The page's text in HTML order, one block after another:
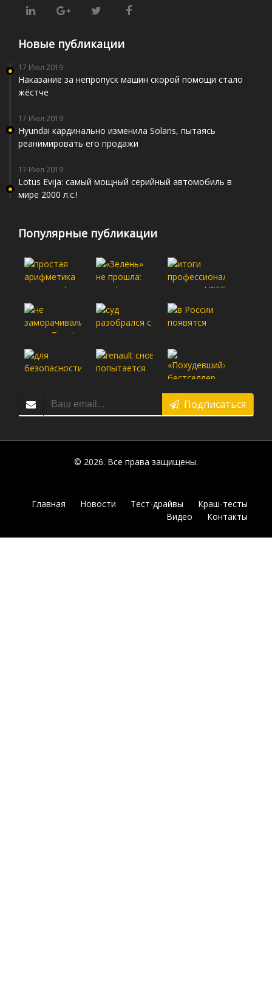
Новые публикации
17 Июл 2019
Наказание за непропуск машин скорой помощи стало
жёстче
17 Июл 2019
Hyundai кардинально изменила Solaris, пытаясь
реанимировать его продажи
17 Июл 2019
Lotus Evija: самый мощный серийный автомобиль в
мире 2000 л.с.!
Популярные публикации
Подписаться
© 2026. Все права защищены.
Главная Новости Тест-драйвы
Краш-тесты
Видео
Контакты